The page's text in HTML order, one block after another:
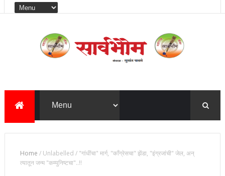
Home /Unlabelled / "गांधींचा" मार्ग, "काँग्रेसचा" झेंडा, "इंग्रजांची" जेल, अन्
त्यातून जन्म "कम्युनिष्टचा"..!!